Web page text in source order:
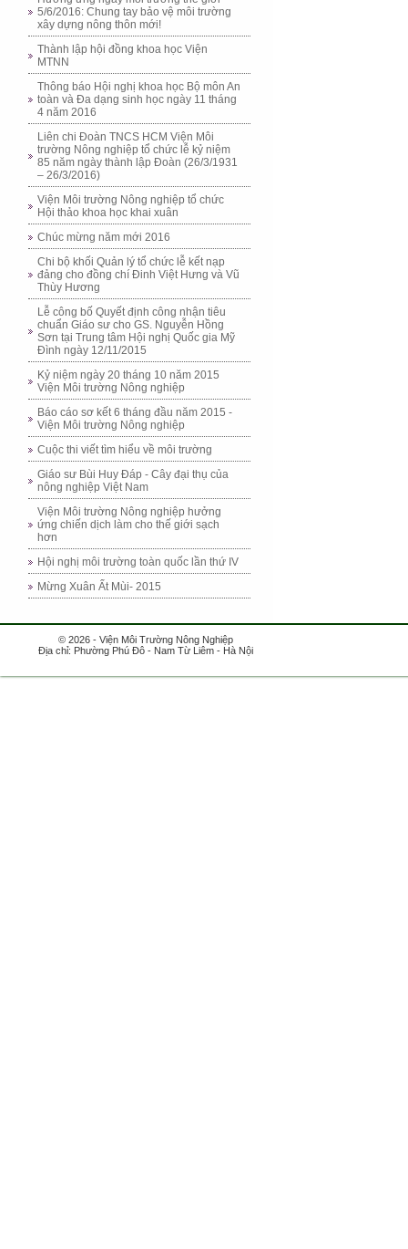
5/6/2016: Chung tay bảo vệ môi trường
xây dựng nông thôn mới!
Thành lập hội đồng khoa học Viện
MTNN
Thông báo Hội nghị khoa học Bộ môn An
toàn và Đa dạng sinh học ngày 11 tháng
4 năm 2016
Liên chi Đoàn TNCS HCM Viện Môi
trường Nông nghiệp tổ chức lễ kỷ niệm
85 năm ngày thành lập Đoàn (26/3/1931
– 26/3/2016)
Viện Môi trường Nông nghiệp tổ chức
Hội thảo khoa học khai xuân
Chúc mừng năm mới 2016
Chi bộ khối Quản lý tổ chức lễ kết nạp
đảng cho đồng chí Đinh Việt Hưng và Vũ
Thùy Hương
Lễ công bố Quyết định công nhận tiêu
chuẩn Giáo sư cho GS. Nguyễn Hồng
Sơn tại Trung tâm Hội nghị Quốc gia Mỹ
Đình ngày 12/11/2015
Kỷ niệm ngày 20 tháng 10 năm 2015
Viện Môi trường Nông nghiệp
Báo cáo sơ kết 6 tháng đầu năm 2015 -
Viện Môi trường Nông nghiệp
Cuộc thi viết tìm hiểu về môi trường
Giáo sư Bùi Huy Đáp - Cây đại thụ của
nông nghiệp Việt Nam
Viện Môi trường Nông nghiệp hưởng
ứng chiến dịch làm cho thế giới sạch
hơn
Hội nghị môi trường toàn quốc lần thứ IV
Mừng Xuân Ất Mùi- 2015
© 2026 - Viện Môi Trường Nông Nghiệp
Địa chỉ: Phường Phú Đô - Nam Từ Liêm - Hà Nội